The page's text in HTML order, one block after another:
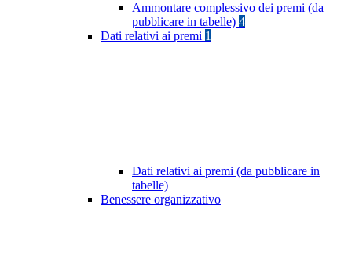
Ammontare complessivo dei premi (da
pubblicare in tabelle) 4
Dati relativi ai premi 1
Dati relativi ai premi (da pubblicare in
tabelle)
Benessere organizzativo